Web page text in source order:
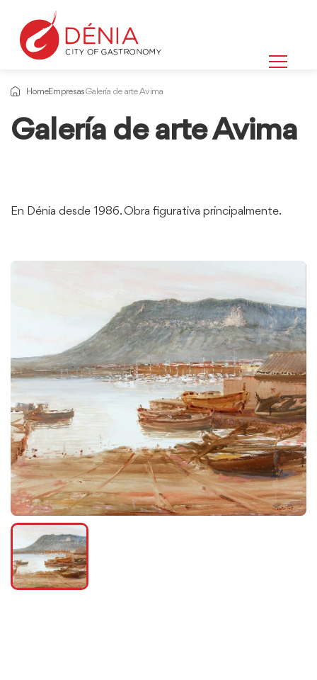
HomeEmpresasGalería de arte Avima
Galería de arte Avima
En Dénia desde 1986. Obra figurativa principalmente.